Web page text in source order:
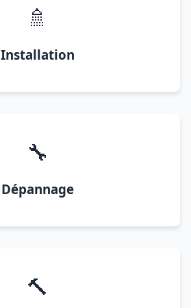
🚿
Installation
🔧
Dépannage
🔨